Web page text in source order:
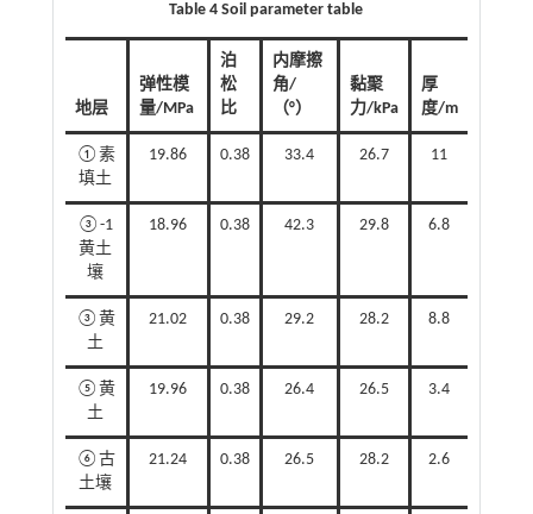
Table 4 Soil parameter table
地层
弹性模
量/MPa
泊
松
比
内摩擦
角/
（°）
黏聚
力/kPa
厚
度/m
①素
填土
19.86 0.38 33.4 26.7 11
③-1
黄土
壤
18.96 0.38 42.3 29.8 6.8
③黄
土
21.02 0.38 29.2 28.2 8.8
⑤黄
土
19.96 0.38 26.4 26.5 3.4
⑥古
土壤
21.24 0.38 26.5 28.2 2.6